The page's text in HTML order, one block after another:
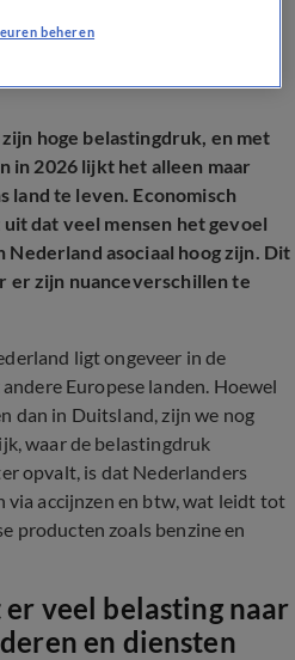
hoge belastingdruk, en met
in 2026 lijkt het alleen maar
land te leven. Economisch
uit dat veel mensen het gevoel
Nederland asociaal hoog zijn. Dit
er zijn nuanceverschillen te
ligt ongeveer in de
Europese landen. Hoewel
dan in Duitsland, zijn we nog
waar de belastingdruk
opvalt, is dat Nederlanders
via accijnzen en btw, wat leidt tot
producten zoals benzine en
veel belasting naar
en diensten
beheren